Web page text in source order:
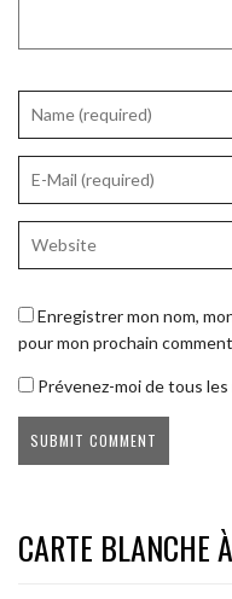
Enregistrer mon nom,
pour mon prochain
Prévenez-moi de tous
CARTE BLANCHE À